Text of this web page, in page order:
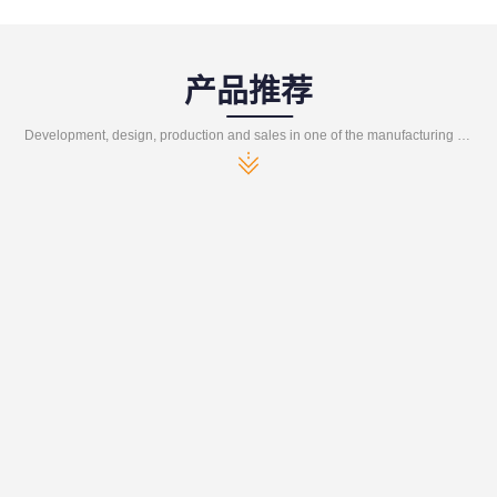
产品推荐
Development, design, production and sales in one of the manufacturing enterprises